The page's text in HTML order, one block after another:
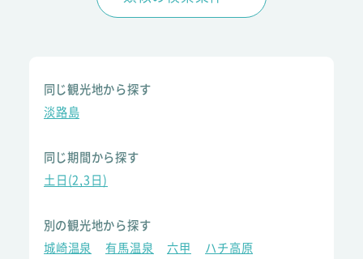
同じ観光地から探す
淡路島
同じ期間から探す
土日(2,3日)
別の観光地から探す
城崎温泉
有馬温泉 六甲
ハチ高原